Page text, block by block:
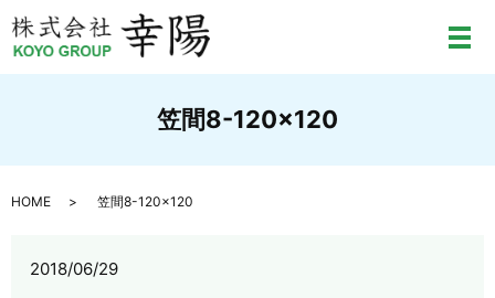
メ
笠間8-120×120
HOME 笠間8-120×120
2018/06/29